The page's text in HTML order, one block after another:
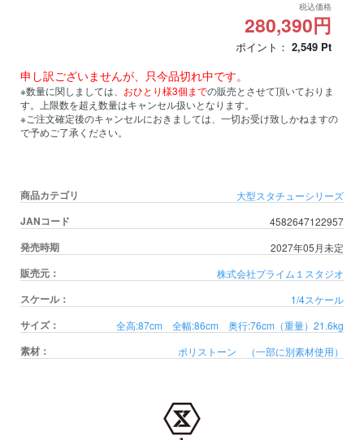
税込価格
280,390円
ポイント： 2,549 Pt
申し訳ございませんが、只今品切れ中です。
※数量に関しましては、 おひとり様3個までの販売とさせて頂いておりま
す。上限数を超え数量はキャンセル扱いとなります。
※ご注文確定後のキャンセルにおきましては、一切お受け致しかねますの
で予めご了承ください。
商品カテゴリ 大型スタチューシリーズ
JANコード 4582647122957
発売時期 2027年05月未定
販売元： 株式会社プライム１スタジオ
スケール： 1/4スケール
サイズ： （重量）21.6kg
全高:87cm 全幅:86cm 奥行:76cm
素材： ポリストーン （一部に別素材使用）